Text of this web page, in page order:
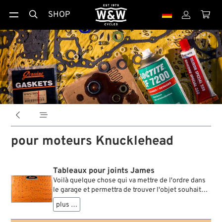
 SHOP  
 
pour moteurs Knucklehead
Tableaux pour joints James
Voilà quelque chose qui va mettre de l'ordre dans
le garage et permettra de trouver l'objet souhaité
dans la seconde qui suit: des feuilles résistantes
en trois couleurs pour accueillir les joints. Elles
sont conçues pour être fixés sur des panneaux en
plus …